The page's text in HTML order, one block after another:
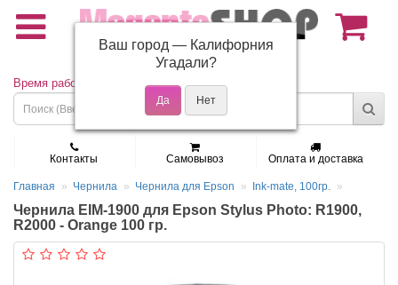
(495) 150-01-37
Время работы: Пн - Пт 9:30 - 19:00
Контакты Самовывоз Оплата и доставка
Главная Чернила Чернила для Epson Ink-mate, 100гр.
Чернила EIM-1900 для Epson Stylus Photo: R1900,
R2000 - Orange 100 гр.
Ваш город — Калифорния
Угадали?